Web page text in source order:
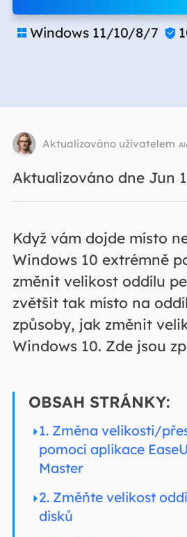
 Windows 11/10/8/7 
Aktualizováno uživatelem
Aktualizováno dne Jun
Když vám dojde místo
Windows 10 extrémně
změnit velikost oddílu
zvětšit tak místo na
způsoby, jak změnit
Windows 10. Zde jsou
OBSAH STRÁNKY:
1. Změna velikosti/
pomocí aplikace
Master
2. Změňte velikost
disků